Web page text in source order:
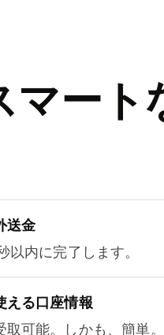
マート
送金
以内に完了します。
える口座情報
可能。しかも、簡単。